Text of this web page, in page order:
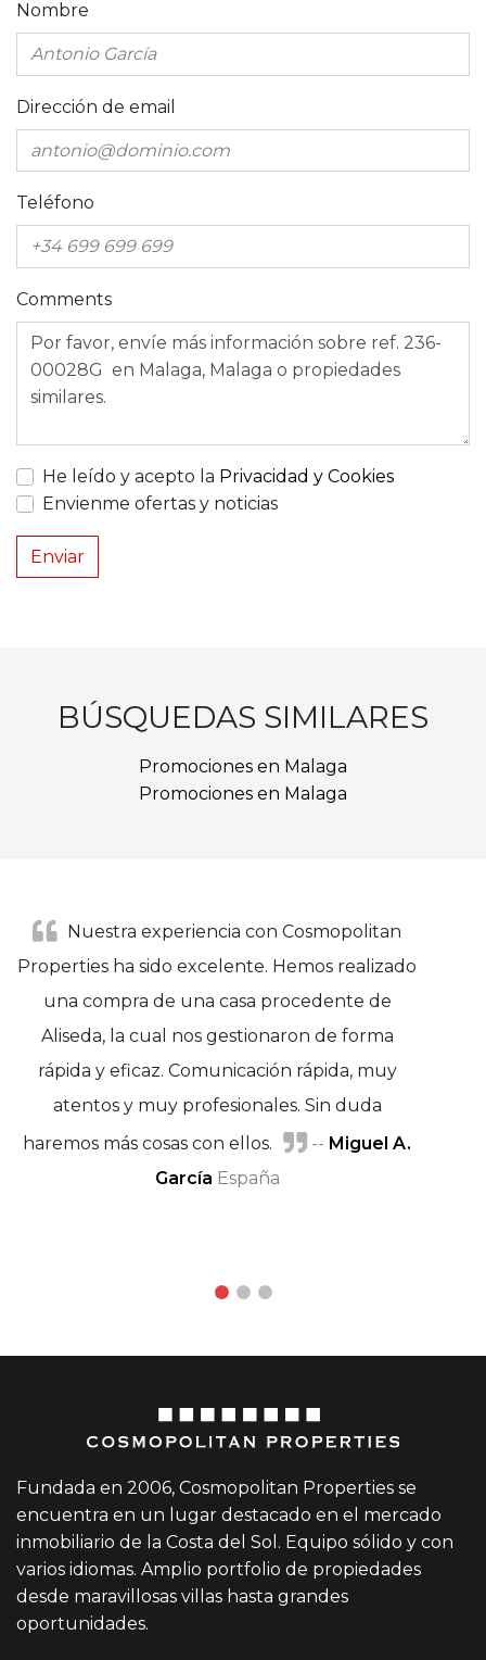
Nombre
Dirección de email
Teléfono
Comments
He leído y acepto la Privacidad y Cookies
Envienme ofertas y noticias
Enviar
BÚSQUEDAS SIMILARES
Promociones en Malaga
Promociones en Malaga
Nuestra experiencia con Cosmopolitan
Properties ha sido excelente. Hemos realizado
una compra de una casa procedente de
Aliseda, la cual nos gestionaron de forma
rápida y eficaz. Comunicación rápida, muy
atentos y muy profesionales. Sin duda
haremos más cosas con ellos.
-- Miguel A.
García España
Marie Petersen
Fundada en 2006, Cosmopolitan Properties se
encuentra en un lugar destacado en el mercado
inmobiliario de la Costa del Sol. Equipo sólido y con
varios idiomas. Amplio portfolio de propiedades
desde maravillosas villas hasta grandes
oportunidades.